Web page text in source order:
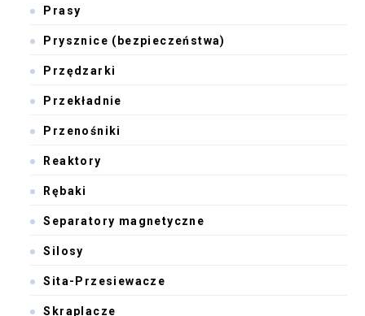
Prasy
Prysznice (bezpieczeństwa)
Przędzarki
Przekładnie
Przenośniki
Reaktory
Rębaki
Separatory magnetyczne
Silosy
Sita-Przesiewacze
Skraplacze